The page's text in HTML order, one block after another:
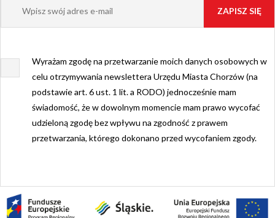
Wyrażam zgodę na przetwarzanie moich danych osobowych w
celu otrzymywania newslettera Urzędu Miasta Chorzów (na
podstawie art. 6 ust. 1 lit. a RODO) jednocześnie mam
świadomość, że w dowolnym momencie mam prawo wycofać
udzieloną zgodę bez wpływu na zgodność z prawem
przetwarzania, którego dokonano przed wycofaniem zgody.